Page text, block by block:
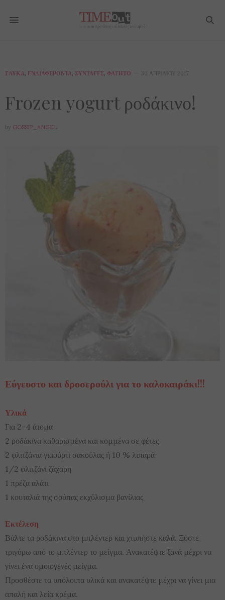
ΓΛΥΚΆ, ΕΝΔΙΑΦΈΡΟΝΤΑ, ΣΥΝΤΑΓΈΣ, ΦΑΓΗΤΌ 30 ΑΠΡΙΛΊΟΥ 2017
Frozen yogurt ροδάκινο!
by GOSSIP_ANGEL
Εύγευστο και δροσερούλι για το καλοκαιράκι!!!
Υλικά
Για 2-4 άτομα
2 ροδάκινα καθαρισμένα και κομμένα σε φέτες
2 φλιτζάνια γιαούρτι σακούλας ή 10 % λιπαρά
1/2 φλιτζάνι ζάχαρη
1 πρέζα αλάτι
1 κουταλιά της σούπας εκχύλισμα βανίλιας
Εκτέλεση
Βάλτε τα ροδάκινα στο μπλέντερ και χτυπήστε καλά. Ξύστε
τριγύρω από το μπλέντερ το μείγμα. Ανακατέψτε ξανά μέχρι να
γίνει ένα ομοιογενές μείγμα.
Προσθέστε τα υπόλοιπα υλικά και ανακατέψτε μέχρι να γίνει μια
απαλή και λεία κρέμα.